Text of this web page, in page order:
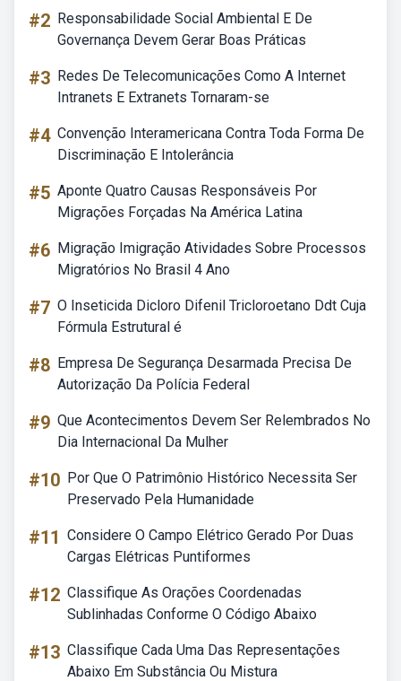
#2 Responsabilidade Social Ambiental E De
Governança Devem Gerar Boas Práticas
#3 Redes De Telecomunicações Como A Internet
Intranets E Extranets Tornaram-se
#4 Convenção Interamericana Contra Toda Forma De
Discriminação E Intolerância
#5 Aponte Quatro Causas Responsáveis Por
Migrações Forçadas Na América Latina
#6 Migração Imigração Atividades Sobre Processos
Migratórios No Brasil 4 Ano
#7 O Inseticida Dicloro Difenil Tricloroetano Ddt Cuja
Fórmula Estrutural é
#8 Empresa De Segurança Desarmada Precisa De
Autorização Da Polícia Federal
#9 Que Acontecimentos Devem Ser Relembrados No
Dia Internacional Da Mulher
#10 Por Que O Patrimônio Histórico Necessita Ser
Preservado Pela Humanidade
#11 Considere O Campo Elétrico Gerado Por Duas
Cargas Elétricas Puntiformes
#12 Classifique As Orações Coordenadas
Sublinhadas Conforme O Código Abaixo
#13 Classifique Cada Uma Das Representações
Abaixo Em Substância Ou Mistura